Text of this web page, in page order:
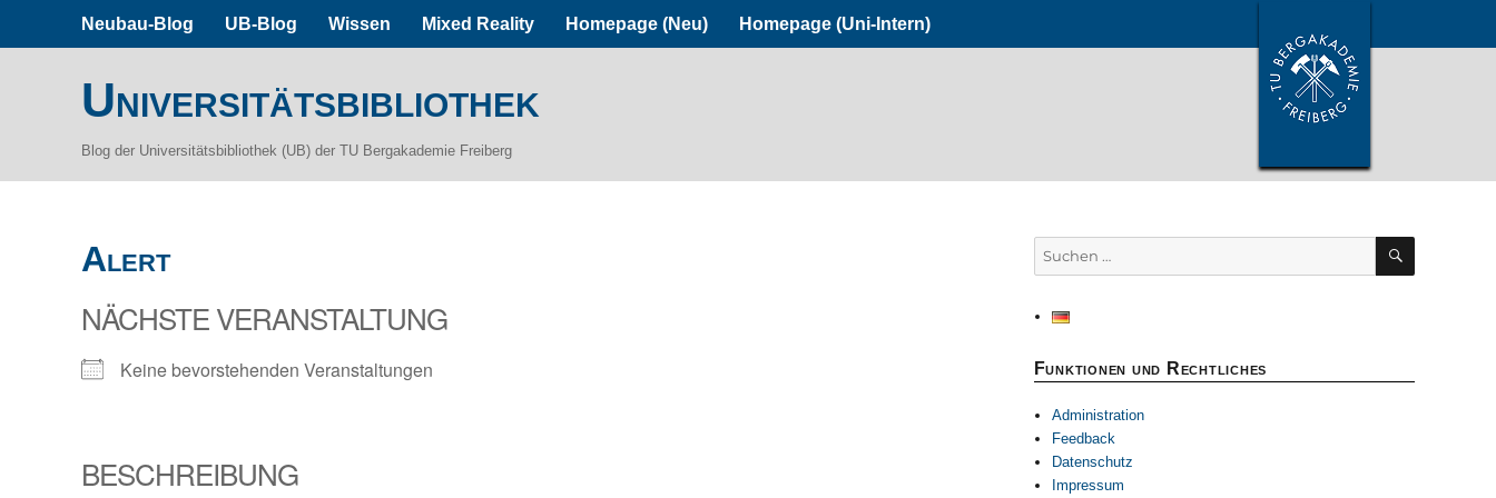
Neubau-Blog UB-Blog Wissen Mixed Reality Homepage (Neu) Homepage (Uni-Intern)
Universitätsbibliothek
Blog der Universitätsbibliothek (UB) der TU Bergakademie Freiberg
Alert
NÄCHSTE VERANSTALTUNG
Keine bevorstehenden Veranstaltungen
BESCHREIBUNG
Suchen
nach:
SUCHEN
Funktionen und Rechtliches
Administration
Feedback
Datenschutz
Impressum